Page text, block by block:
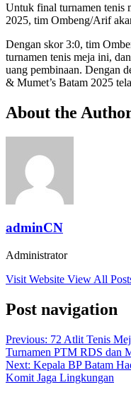
Untuk final turnamen tenis
2025, tim Ombeng/Arif
Dengan skor 3:0, tim
turnamen tenis meja ini,
uang pembinaan. Dengan
& Mumet’s Batam 2025
About the
adminCN
Administrator
Visit Website View All
Post navigation
Previous: 72 Atlit Tenis
Turnamen PTM RDS dan
Next: Kepala BP Batam
Komit Jaga Lingkungan